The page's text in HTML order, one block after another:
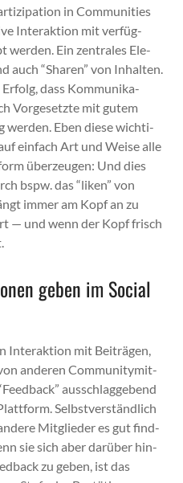
in Com­mu­ni­ties
Inter­ak­tion mit ver­füg­
wer­den. Ein zen­trales Ele­
auch “Sharen” von Inhal­ten.
dass Kom­mu­nika­
Vorge­set­zte mit gutem
wer­den. Eben diese wichti­
ein­fach Art und Weise alle
überzeu­gen: Und dies
bspw. das “liken” von
immer am Kopf an zu
— und wenn der Kopf frisch
geben im Social
Inter­ak­tion mit Beiträ­gen,
anderen Com­mu­ni­tymit­
auss­chlaggebend
Selb­stver­ständlich
Mit­glieder es gut find­
sie sich aber darüber hin­
zu geben, ist das